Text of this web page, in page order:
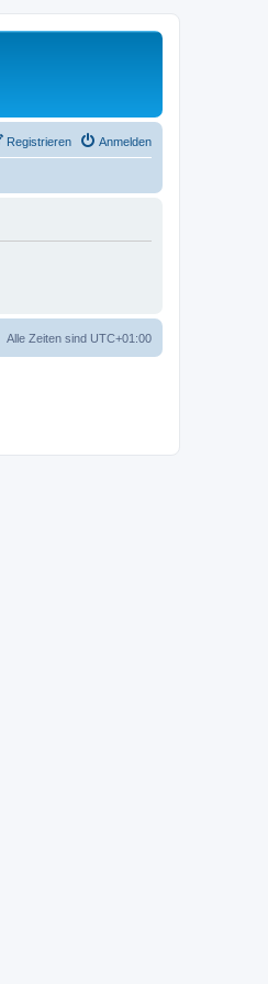
Anmelden
Registrieren
Alle Zeiten sind UTC+01:00